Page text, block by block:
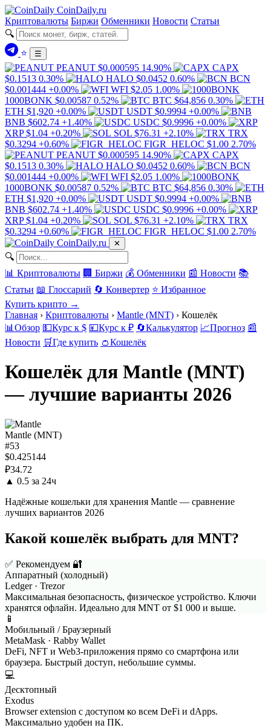
CoinDaily.ru
Криптовалюты Биржи Обменники Новости Статьи
🔍
⭐
☰
PEANUT $0.000595 14.90%
CAPX
$0.1513 0.30% HALO $0.0452 0.60%
BCN
$0.001444 +0.00% WFI $2.05 1.00%
1000BONK $0.00587 0.52% BTC $64,856 0.30%
ETH $1,920 +0.00% USDT $0.9994 +0.00%
BNB $602.74 +1.40% USDC $0.9996 +0.00%
XRP $1.04 +0.20% SOL $76.31 +2.10%
TRX
$0.3294 +0.60% FIGR_HELOC $1.00 2.70%
PEANUT $0.000595 14.90%
CAPX
$0.1513 0.30% HALO $0.0452 0.60%
BCN
$0.001444 +0.00% WFI $2.05 1.00%
1000BONK $0.00587 0.52% BTC $64,856 0.30%
ETH $1,920 +0.00% USDT $0.9994 +0.00%
BNB $602.74 +1.40% USDC $0.9996 +0.00%
XRP $1.04 +0.20% SOL $76.31 +2.10%
TRX
$0.3294 +0.60% FIGR_HELOC $1.00 2.70%
CoinDaily.ru ✕
🔍
📊 Криптовалюты 🏢 Биржи 💰 Обменники 📰 Новости 📚
Статьи 📖 Глоссарий 🔄 Конвертер ⭐ Избранное
Купить крипто →
Главная › Криптовалюты › Mantle (MNT) › Кошелёк
📊 Обзор 💵Курс к $ 💴Курс к ₽ 🔄Калькулятор 📈Прогноз 📰
Новости 🛒Где купить 👛Кошелёк
Кошелёк для Mantle (MNT)
— лучшие варианты 2026
Mantle (MNT)
#53
$0.425144
₽34.72
▲ 0.5 за 24ч
Надёжные кошельки для хранения Mantle — сравнение
лучших вариантов 2026
Какой кошелёк выбрать для MNT?
✅ Рекомендуем 🔐
Аппаратный (холодный)
Ledger · Trezor
Максимальная безопасность, физическое устройство. Ключи
хранятся офлайн. Идеально для MNT от $1 000 и выше.
📱
Мобильный / Браузерный
MetaMask · Rabby Wallet
DeFi, NFT и Web3-приложения прямо со смартфона или
браузера. Быстрый доступ, небольшие суммы.
💻
Десктопный
Exodus
Browser extension с доступом ко всем DeFi и dApps.
Максимально удобен на ПК.